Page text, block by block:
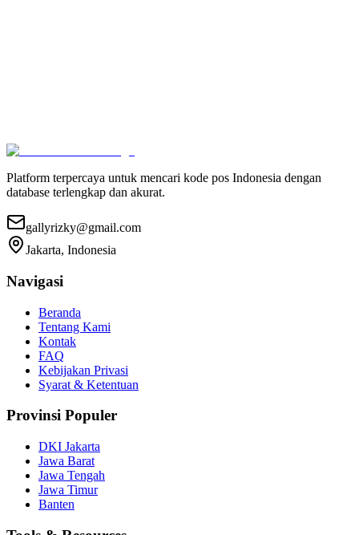
Platform terpercaya untuk mencari kode pos Indonesia dengan
database terlengkap dan akurat.
gallyrizky@gmail.com
Jakarta, Indonesia
Navigasi
Beranda
Tentang Kami
Kontak
FAQ
Kebijakan Privasi
Syarat & Ketentuan
Provinsi Populer
DKI Jakarta
Jawa Barat
Jawa Tengah
Jawa Timur
Banten